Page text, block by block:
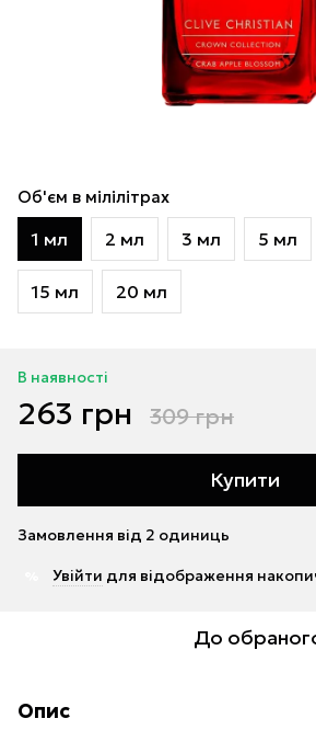
Об'єм в мілілітрах
1 мл 2 мл 3 мл 5 мл
15 мл 20 мл
В наявності
263 грн 309 грн
Купити
Замовлення від 2 одиниць
Увійти для відображення
До
Опис